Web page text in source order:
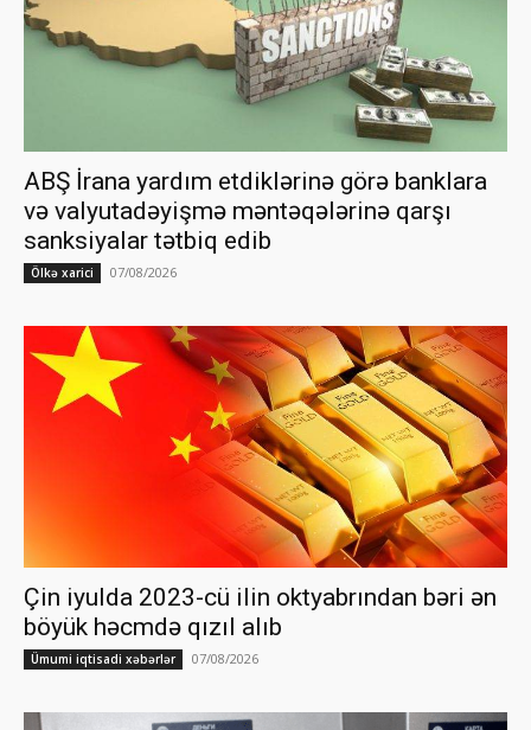
ABŞ İrana yardım etdiklərinə görə banklara
və valyutadəyişmə məntəqələrinə qarşı
sanksiyalar tətbiq edib
Ölkə xarici 07/08/2026
Çin iyulda 2023-cü ilin oktyabrından bəri ən
böyük həcmdə qızıl alıb
Ümumi iqtisadi xəbərlər 07/08/2026